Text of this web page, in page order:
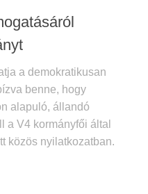
a demokratikusan
benne, hogy
alapuló, állandó
a V4 kormányfői által
közös nyilatkozatban.